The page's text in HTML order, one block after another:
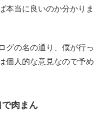
本当に良いのか分かりま
グの名の通り、僕が行っ
個人的な意見なので予め
肉まん